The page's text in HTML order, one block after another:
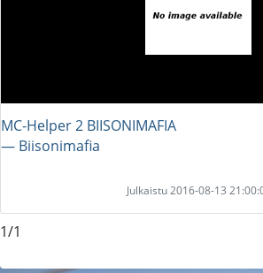
MC-Helper 2 BIISONIMAFIA
― Biisonimafia
Julkaistu 2016-08-13
1/1